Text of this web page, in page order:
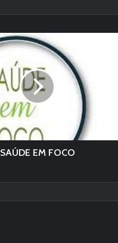
SAÚDE EM FOCO